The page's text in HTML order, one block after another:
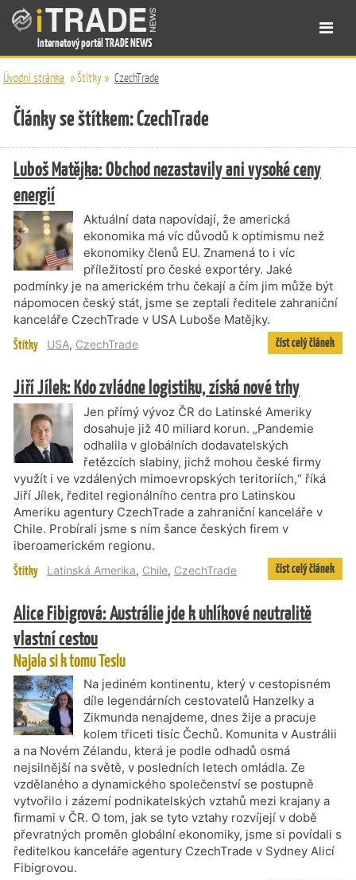
Internetový portál TRADE NEWS
Úvodní stránka »Štítky» CzechTrade
Články se štítkem: CzechTrade
Luboš Matějka: Obchod nezastavily ani vysoké ceny
energií
Aktuální data napovídají, že americká
ekonomika má víc důvodů k optimismu než
ekonomiky členů EU. Znamená to i víc
příležitostí pro české exportéry. Jaké
podmínky je na americkém trhu čekají a čím jim může být
nápomocen český stát, jsme se zeptali ředitele zahraniční
kanceláře CzechTrade v USA Luboše Matějky.
Štítky USA, CzechTrade číst celý článek
Jiří Jílek: Kdo zvládne logistiku, získá nové trhy
Jen přímý vývoz ČR do Latinské Ameriky
dosahuje již 40 miliard korun. „Pandemie
odhalila v globálních dodavatelských
řetězcích slabiny, jichž mohou české firmy
využít i ve vzdálených mimoevropských teritoriích,“ říká
Jiří Jílek, ředitel regionálního centra pro Latinskou
Ameriku agentury CzechTrade a zahraniční kanceláře v
Chile. Probírali jsme s ním šance českých firem v
iberoamerickém regionu.
Štítky Latinská Amerika, Chile, CzechTrade číst celý článek
Alice Fibigrová: Austrálie jde k uhlíkové neutralitě
vlastní cestou
Najala si k tomu Teslu
Na jediném kontinentu, který v cestopisném
díle legendárních cestovatelů Hanzelky a
Zikmunda nenajdeme, dnes žije a pracuje
kolem třiceti tisíc Čechů. Komunita v Austrálii
a na Novém Zélandu, která je podle odhadů osmá
nejsilnější na světě, v posledních letech omládla. Ze
vzdělaného a dynamického společenství se postupně
vytvořilo i zázemí podnikatelských vztahů mezi krajany a
firmami v ČR. O tom, jak se tyto vztahy rozvíjejí v době
převratných proměn globální ekonomiky, jsme si povídali s
ředitelkou kanceláře agentury CzechTrade v Sydney Alicí
Fibigrovou.